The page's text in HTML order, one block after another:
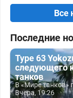
Все
Последние
Type 63
следующего
танков
В «Мире танков»
Вчера, 19:26